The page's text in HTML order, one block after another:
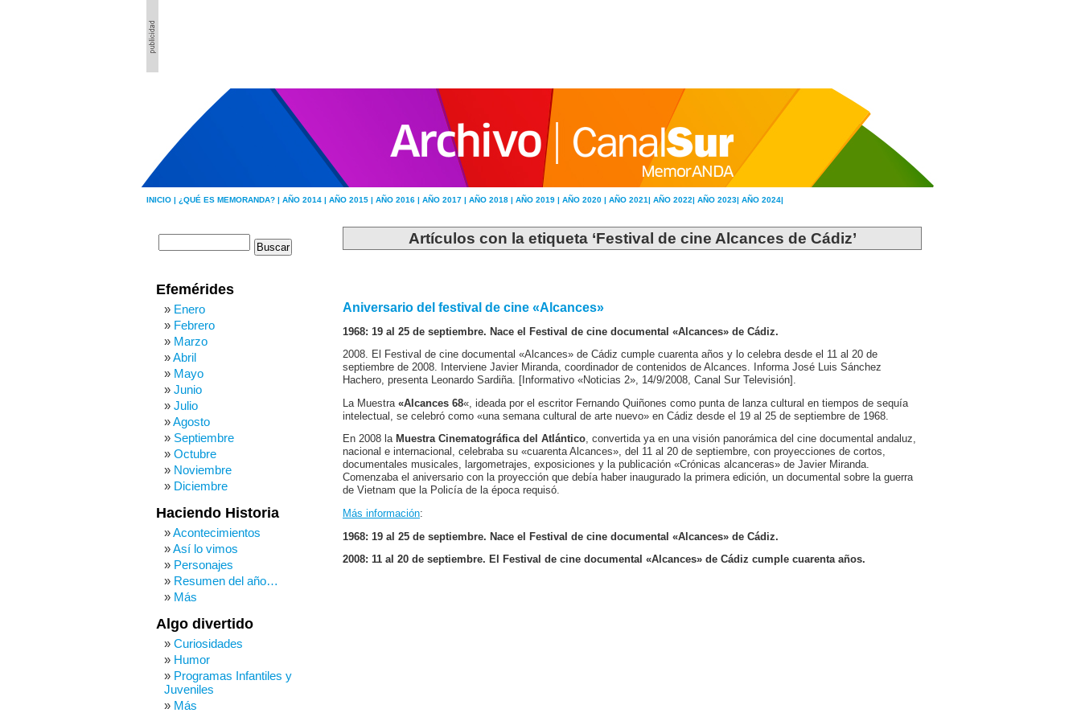
INICIO | ¿QUÉ ES MEMORANDA? | AÑO 2014 | AÑO 2015 | AÑO 2016 | AÑO 2017 | AÑO 2018 | AÑO 2019 | AÑO 2020 | AÑO 2021| AÑO 2022| AÑO 2023| AÑO 2024|
Artículos con la etiqueta ‘Festival de cine Alcances de Cádiz’
Aniversario del festival de cine «Alcances»
1968: 19 al 25 de septiembre. Nace el Festival de cine documental «Alcances» de Cádiz.
2008. El Festival de cine documental «Alcances» de Cádiz cumple cuarenta años y lo celebra desde el 11 al 20 de
septiembre de 2008. Interviene Javier Miranda, coordinador de contenidos de Alcances. Informa José Luis Sánchez
Hachero, presenta Leonardo Sardiña. [Informativo «Noticias 2», 14/9/2008, Canal Sur Televisión].
La Muestra «Alcances 68«, ideada por el escritor Fernando Quiñones como punta de lanza cultural en tiempos de sequía
intelectual, se celebró como «una semana cultural de arte nuevo» en Cádiz desde el 19 al 25 de septiembre de 1968.
En 2008 la Muestra Cinematográfica del Atlántico, convertida ya en una visión panorámica del cine documental andaluz,
nacional e internacional, celebraba su «cuarenta Alcances», del 11 al 20 de septiembre, con proyecciones de cortos,
documentales musicales, largometrajes, exposiciones y la publicación «Crónicas alcanceras» de Javier Miranda.
Comenzaba el aniversario con la proyección que debía haber inaugurado la primera edición, un documental sobre la guerra
de Vietnam que la Policía de la época requisó.
Más información:
1968: 19 al 25 de septiembre. Nace el Festival de cine documental «Alcances» de Cádiz.
2008: 11 al 20 de septiembre. El Festival de cine documental «Alcances» de Cádiz cumple cuarenta años.
Efemérides
Enero
Febrero
Marzo
Abril
Mayo
Junio
Julio
Agosto
Septiembre
Octubre
Noviembre
Diciembre
Haciendo Historia
Acontecimientos
Así lo vimos
Personajes
Resumen del año…
Más
Algo divertido
Curiosidades
Humor
Programas Infantiles y
Juveniles
Más